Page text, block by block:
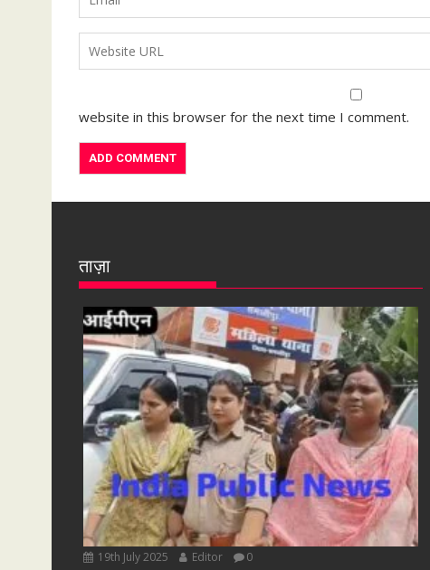
website in this browser for the next time I comment.
ताज़ा
19th July 2025 Editor 0